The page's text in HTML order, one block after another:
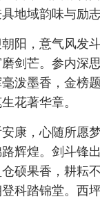
地域韵味与励志
阳，意气风发
剑芒。参内深
泼墨香，金榜
花著华章。
康，心随所愿
辉煌。剑斗锋
硕果香，耕耘
科踏锦堂。西